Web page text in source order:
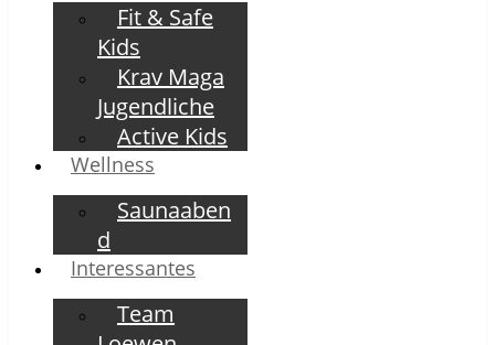
Fit & Safe
Kids
Krav Maga
Jugendliche
Active Kids
Wellness
Saunaaben
d
Interessantes
Team